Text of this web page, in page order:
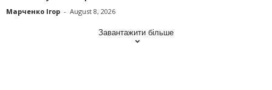
Марченко Ігор - August 8, 2026
Завантажити більше